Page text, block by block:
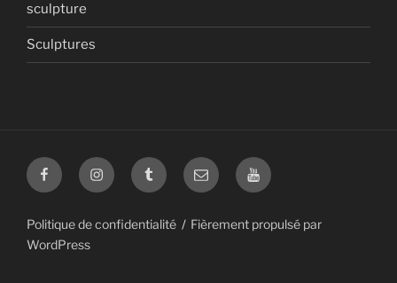
sculpture
Sculptures
FacebookInstagramTumblr mail Youtube
Politique de confidentialité
Fièrement propulsé par
WordPress